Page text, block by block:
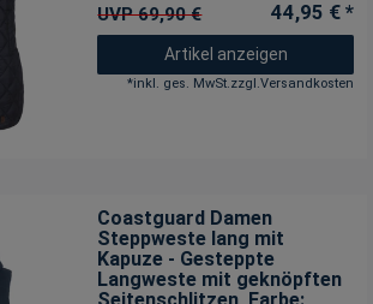
UVP 69,90 € 44,95 € *
Artikel anzeigen
*inkl. ges. MwSt.zzgl.Versandkosten
Coastguard Damen
Steppweste lang mit
Kapuze - Gesteppte
Langweste mit geknöpften